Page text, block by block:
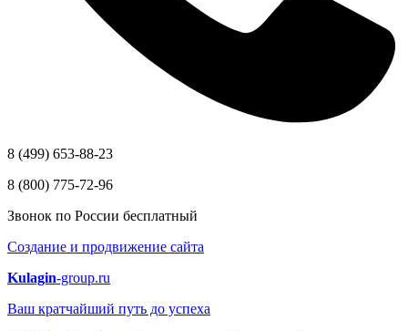
8 (499) 653-88-23
8 (800) 775-72-96
Звонок по России бесплатный
Создание и продвижение сайта
Kulagin-group.ru
Ваш кратчайший путь до успеха